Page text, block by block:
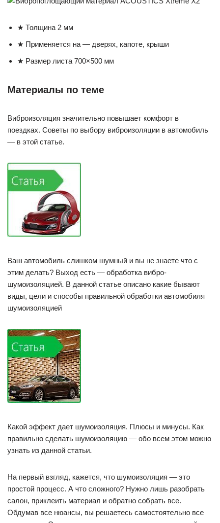
★ Толщина 2 мм
★ Применяется на — дверях, капоте, крыши
★ Размер листа 700×500 мм
Материалы по теме
Виброизоляция значительно повышает комфорт в
поездках. Советы по выбору виброизоляции в автомобиль
— в этой статье.
Ваш автомобиль слишком шумный и вы не знаете что с
этим делать? Выход есть — обработка вибро-
шумоизоляцией. В данной статье описано какие бывают
виды, цели и способы правильной обработки автомобиля
шумоизоляцией
Какой эффект дает шумоизоляция. Плюсы и минусы. Как
правильно сделать шумоизоляцию — обо всем этом можно
узнать из данной статьи.
На первый взгляд, кажется, что шумоизоляция — это
простой процесс. А что сложного? Нужно лишь разобрать
салон, приклеить материал и обратно собрать все.
Обдумав все нюансы, вы решаетесь самостоятельно все